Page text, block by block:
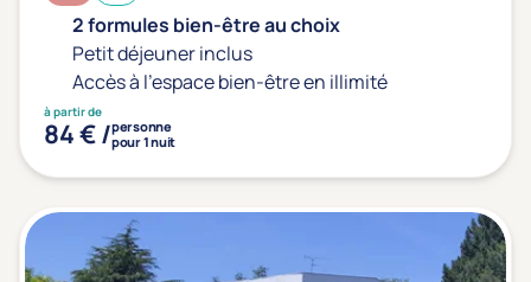
2 formules bien-être au choix
Petit déjeuner inclus
Accès à l'espace bien-être en illimité
à partir de
84 € /personne
pour 1 nuit